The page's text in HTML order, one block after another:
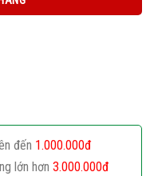
đến 1.000.000đ
lớn hơn 3.000.000đ